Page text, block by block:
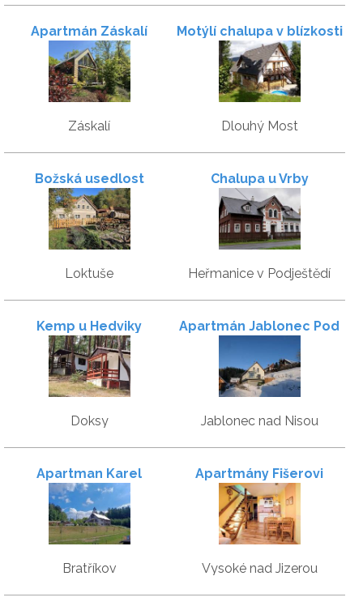
Apartmán Záskalí
Záskalí
Motýlí chalupa v blízkosti
Ještědu
Dlouhý Most
Božská usedlost
Loktuše
Chalupa u Vrby
Heřmanice v Podještědí
Kemp u Hedviky
Doksy
Apartmán Jablonec Pod
Jablonec nad Nisou
Apartman Karel
Bratříkov
Apartmány Fišerovi
Vysoké nad Jizerou